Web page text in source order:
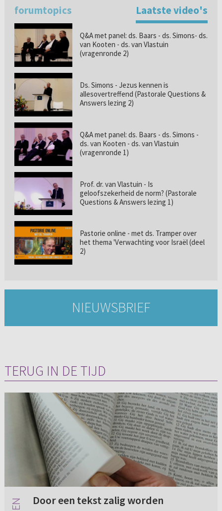
forumtopics Laatste video's
Q&A met panel: ds. Baars - ds. Simons- ds.
van Kooten - ds. van Vlastuin
(vragenronde 2)
Ds. Simons - Jezus kennen is
allesovertreffend (Pastorale Questions &
Answers lezing 2)
Q&A met panel: ds. Baars - ds. Simons -
ds. van Kooten - ds. van Vlastuin
(vragenronde 1)
Prof. dr. van Vlastuin - Is
geloofszekerheid de norm? (Pastorale
Questions & Answers lezing 1)
Pastorie online - met ds. Tramper over
het thema 'Verwachting voor Israël (deel
2)
NIEUWSBRIEF
TERUG IN DE TIJD
Door een tekst zalig worden